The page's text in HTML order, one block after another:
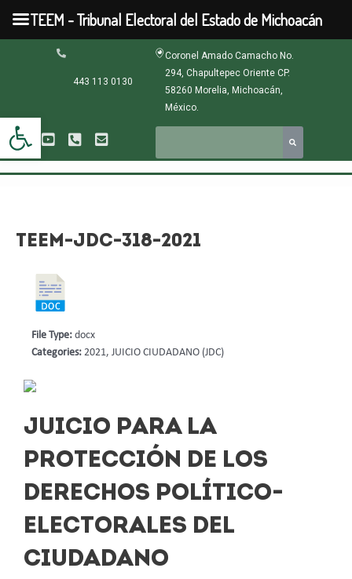
Abrir barra de herramientas
contenido
443 113 0130
Coronel Amado Camacho No.
294, Chapultepec Oriente CP.
58260 Morelia, Michoacán,
México.
TEEM-JDC-318-2021
JUICIO PARA LA
PROTECCIÓN DE LOS
DERECHOS POLÍTICO-
ELECTORALES DEL
CIUDADANO
File Type: docx
Categories: 2021, JUICIO CIUDADANO (JDC)
TEEM - Tribunal Electoral del Estado de Michoacán